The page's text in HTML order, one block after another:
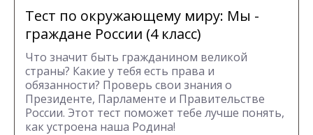
Тест по окружающему миру: Мы -
граждане России (4 класс)
Что значит быть гражданином великой
страны? Какие у тебя есть права и
обязанности? Проверь свои знания о
Президенте, Парламенте и Правительстве
России. Этот тест поможет тебе лучше понять,
как устроена наша Родина!